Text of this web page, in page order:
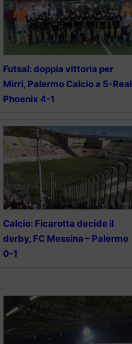
Futsal: doppia vittoria per
Mirri, Palermo Calcio a 5-Real
Phoenix 4-1
Calcio: Ficarotta decide il
derby, FC Messina – Palermo
0-1